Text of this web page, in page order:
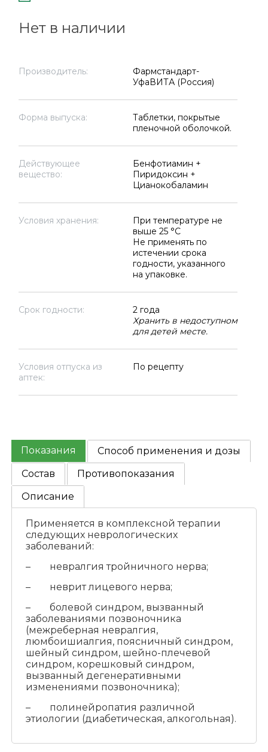
Нет в наличии
Производитель:
Фармстандарт-
УфаВИТА (Россия)
Форма выпуска:
Таблетки, покрытые
пленочной оболочкой.
Действующее
вещество:
Бенфотиамин +
Пиридоксин +
Цианокобаламин
Условия хранения:
При температуре не
выше 25 °C
Не применять по
истечении срока
годности, указанного
на упаковке.
Срок годности:
2 года
Хранить в недоступном
для детей месте.
Условия отпуска из
аптек:
По рецепту
Показания
Способ применения и дозы
Состав
Противопоказания
Описание
Применяется в комплексной терапии
следующих неврологических
заболеваний:
– невралгия тройничного нерва;
– неврит лицевого нерва;
– болевой синдром, вызванный
заболеваниями позвоночника
(межреберная невралгия,
люмбоишиалгия, поясничный синдром,
шейный синдром, шейно-плечевой
синдром, корешковый синдром,
вызванный дегенеративными
изменениями позвоночника);
– полинейропатия различной
этиологии (диабетическая, алкогольная).